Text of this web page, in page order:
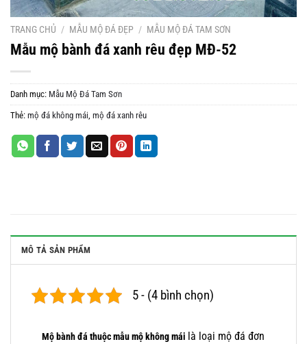
TRANG CHỦ / MẪU MỘ ĐÁ ĐẸP / MẪU MỘ ĐÁ TAM SƠN
Mẫu mộ bành đá xanh rêu đẹp MĐ-52
Danh mục: Mẫu Mộ Đá Tam Sơn
Thẻ: mộ đá không mái, mộ đá xanh rêu
MÔ TẢ SẢN PHẨM
5 - (4 bình chọn)
Mộ bành đá thuộc mẫu mộ không mái là loại mộ đá đơn